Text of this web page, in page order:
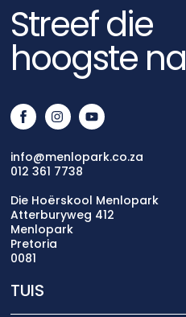
Streef die
hoogste na
info@menlopark.co.za
012 361 7738
Die Hoërskool Menlopark
Atterburyweg 412
Menlopark
Pretoria
0081
TUIS